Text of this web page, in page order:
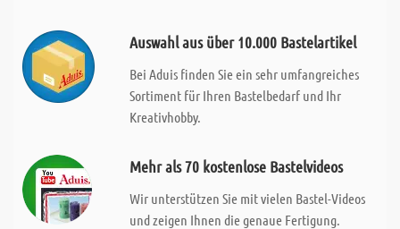
Auswahl aus über 10.000 Bastelartikel
Bei Aduis finden Sie ein sehr umfangreiches
Sortiment für Ihren Bastelbedarf und Ihr
Kreativhobby.
Mehr als 70 kostenlose Bastelvideos
Wir unterstützen Sie mit vielen Bastel-Videos
und zeigen Ihnen die genaue Fertigung.